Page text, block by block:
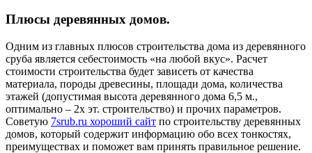
Плюсы деревянных домов.
Одним из главных плюсов строительства дома из деревянного
сруба является себестоимость «на любой вкус». Расчет
стоимости строительства будет зависеть от качества
материала, породы древесины, площади дома, количества
этажей (допустимая высота деревянного дома 6,5 м.,
оптимально – 2х эт. строительство) и прочих параметров.
Советую 7srub.ru хороший сайт по строительству деревянных
домов, который содержит информацию обо всех тонкостях,
преимуществах и поможет вам принять правильное решение.